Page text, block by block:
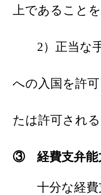
上であること
2）正当な手
への入国を許
たは許可され
③ 経費支弁能
十分な経